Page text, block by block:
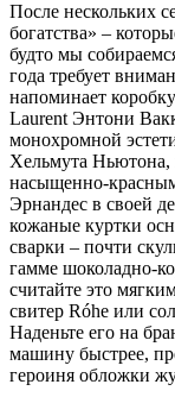
После нескольких
богатства» –
будто мы
года требует
напоминает
Laurent Энтони
монохромной
Хельмута Ньютона,
насыщенно-
Эрнандес в своей
кожаные куртки
сварки – почти
гамме шоколадно-
считайте это
свитер Róhe или
Наденьте его на
машину быстрее,
героиня обложки